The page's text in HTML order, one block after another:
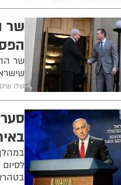
שר
שר
שלו